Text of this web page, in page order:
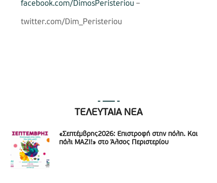
facebook.com/DimosPeristeriou –
twitter.com/Dim_Peristeriou
ΤΕΛΕΥΤΑΙΑ ΝΕΑ
«Σεπτέμβρης2026: Επιστροφή στην πόλη. Και
πάλι ΜΑΖΙ!» στο Άλσος Περιστερίου